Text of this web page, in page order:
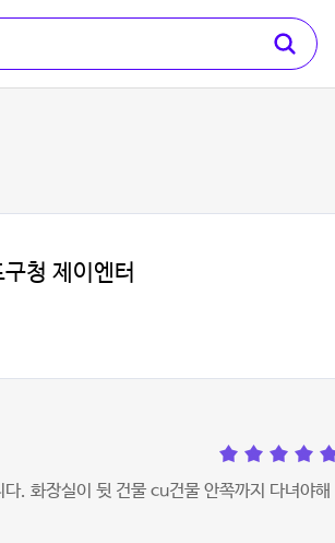
청 제이엔터
. 화장실이 뒷 건물 cu건물 안쪽까지 다녀야해